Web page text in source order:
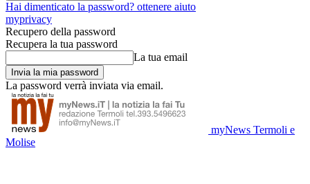
Hai dimenticato la password? ottenere aiuto
myprivacy
Recupero della password
Recupera la tua password
La tua email
La password verrà inviata via email.
myNews Termoli e
Molise